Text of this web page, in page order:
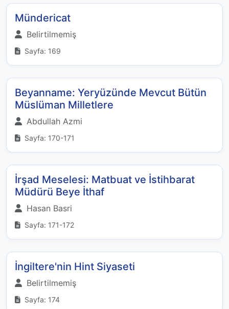
Mündericat
Belirtilmemiş
Sayfa: 169
Beyanname: Yeryüzünde Mevcut Bütün
Müslüman Milletlere
Abdullah Azmi
Sayfa: 170-171
İrşad Meselesi: Matbuat ve İstihbarat
Müdürü Beye İthaf
Hasan Basri
Sayfa: 171-172
İngiltere'nin Hint Siyaseti
Belirtilmemiş
Sayfa: 174